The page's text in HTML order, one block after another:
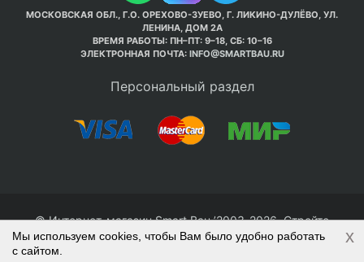
МОСКОВСКАЯ ОБЛ., Г.О. ОРЕХОВО-ЗУЕВО, Г. ЛИКИНО-ДУЛЁВО, УЛ.
ЛЕНИНА, ДОМ 2А
ВРЕМЯ РАБОТЫ: ПН–ПТ: 9–18, СБ: 10–16
ЭЛЕКТРОННАЯ ПОЧТА: INFO@SMARTBAU.RU
Персональный раздел
© Интернет-магазин Smart Bau ’2003-2026. Стройте
правильно с 1-го раза.
Политика обработки персональных данных
Мы используем cookies, чтобы Вам было удобно работать
с сайтом.
x